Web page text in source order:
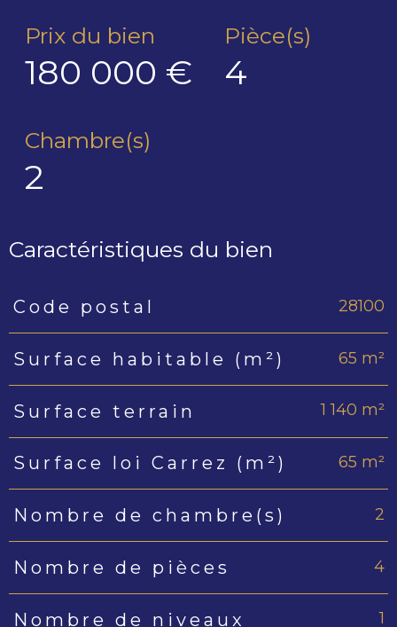
Prix du bien
180 000 €
Pièce(s)
4
Chambre(s)
2
Caractéristiques du bien
Caractéristiques
Code postal 28100
Surface habitable (m²) 65 m²
Surface terrain 1 140 m²
Surface loi Carrez (m²) 65 m²
Nombre de chambre(s) 2
Nombre de pièces 4
Nombre de niveaux 1